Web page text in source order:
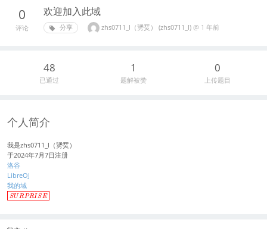
0
评论
欢迎加入此域
分享 zhs0711_l（勥烎） (zhs0711_l) @ 1 年前
48
已通过
1
题解被赞
0
上传题目
个人简介
我是zhs0711_l（勥烎）
于2024年7月7日注册
洛谷
LibreOJ
我的域
\
c
SU R PRI S E